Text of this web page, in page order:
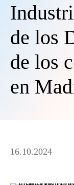
de los
de los
en
16.10.2024